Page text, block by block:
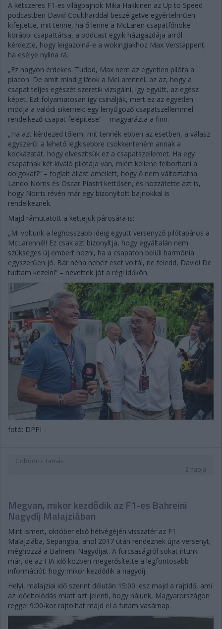
A kétszeres F1-es világbajnok Mika Hakkinen az Up to Speed
podcastben David Coultharddal beszélgetve egyértelműen
kifejtette, mit tenne, ha ő lenne a McLaren csapatfőnöke –
korábbi csapattársa, a podcast egyik házigazdája arról
kérdezte, hogy leigazolná-e a wokingiakhoz Max Verstappent,
ha esélye nyílna rá.
„Ez nagyon érdekes. Tudod, Max nem az egyetlen pilóta a
piacon. De amit mindig látok a McLarennél, az az, hogy a
csapat teljes egészét szeretik vizsgálni, így együtt, az egész
képet. Ezt folyamatosan így csinálják, mert ez az egyetlen
módja a valódi sikernek: egy lenyűgöző csapatszellemmel
rendelkező csapat felépítése” – magyarázta a finn.
„Ha azt kérdezed tőlem, mit tennék ebben az esetben, a válasz
egyszerű: a lehető legkisebbre csökkenteném annak a
kockázatát, hogy elveszítsük ez a csapatszellemet. Ha egy
csapatnak két kiváló pilótája van, miért kellene felborítani a
dolgokat?” – foglalt állást amellett, hogy ő nem változtatna
Lando Norris és Oscar Piastri kettősén, és hozzátette azt is,
hogy Norris révén már egy bizonyított bajnokkal is
rendelkeznek.
Majd rámutatott a kettejük párosára is:
„Mi voltunk a leghosszabb ideig együtt versenyző pilótapáros a
McLarennél! Ez csak azt bizonyítja, hogy egyáltalán nem
szükséges új embert hozni, ha a csapaton belüli harmónia
egyszerűen jó. Bár néha nehéz eset voltál, ne feledd, David! De
tudtam kezelni” – nevettek jót a régi időkön.
fotó: DPPI
Gobodics Tamás
2 napja
Megvan, mikor kezdődik az F1-es Bahreini
Nagydíj Malajziában
Mint ismert, október első hétvégéjén visszatér az F1
Malajziába, Sepangba, ahol 2017 után rendeznek újra versenyt,
méghozzá a Bahreini Nagydíjat. A furcsaságról sokat írtunk
már, de az FIA idő közben megerősítette a legfontosabb
információt: hogy mikor kezdődik a nagydíj.
Helyi, malajziai idő szerint délután 15:00 lesz majd a rajtidő, ami
az időeltolódás miatt azt jelenti, hogy nálunk, Magyarországon
reggel 9:00-kor rajtolhat majd el a futam vasárnap.